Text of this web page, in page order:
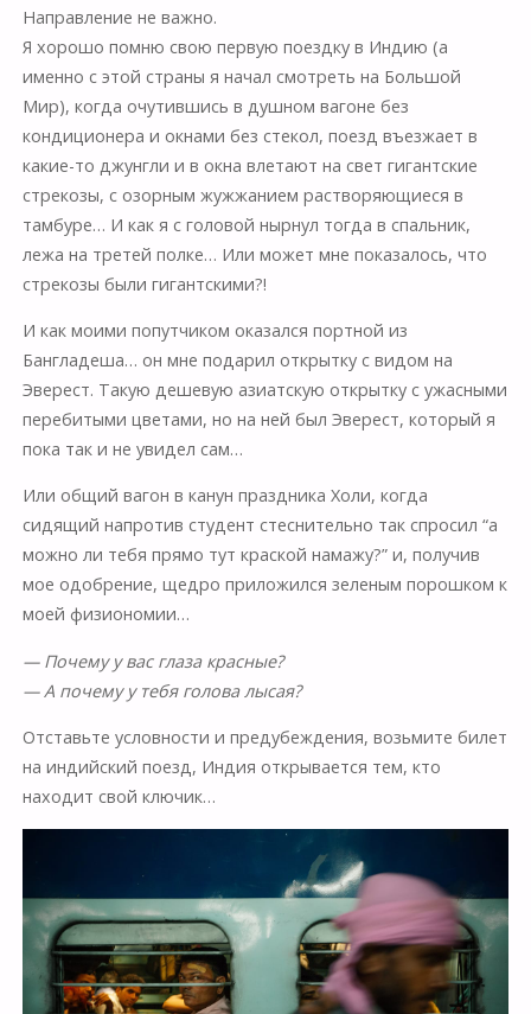
Направление не важно.
Я хорошо помню свою первую поездку в Индию (а
именно с этой страны я начал смотреть на Большой
Мир), когда очутившись в душном вагоне без
кондиционера и окнами без стекол, поезд въезжает в
какие-то джунгли и в окна влетают на свет гигантские
стрекозы, с озорным жужжанием растворяющиеся в
тамбуре… И как я с головой нырнул тогда в спальник,
лежа на третей полке… Или может мне показалось, что
стрекозы были гигантскими?!
И как моими попутчиком оказался портной из
Бангладеша… он мне подарил открытку с видом на
Эверест. Такую дешевую азиатскую открытку с ужасными
перебитыми цветами, но на ней был Эверест, который я
пока так и не увидел сам…
Или общий вагон в канун праздника Холи, когда
сидящий напротив студент стеснительно так спросил “а
можно ли тебя прямо тут краской намажу?” и, получив
мое одобрение, щедро приложился зеленым порошком к
моей физиономии…
— Почему у вас глаза красные?
— А почему у тебя голова лысая?
Отставьте условности и предубеждения, возьмите билет
на индийский поезд, Индия открывается тем, кто
находит свой ключик…